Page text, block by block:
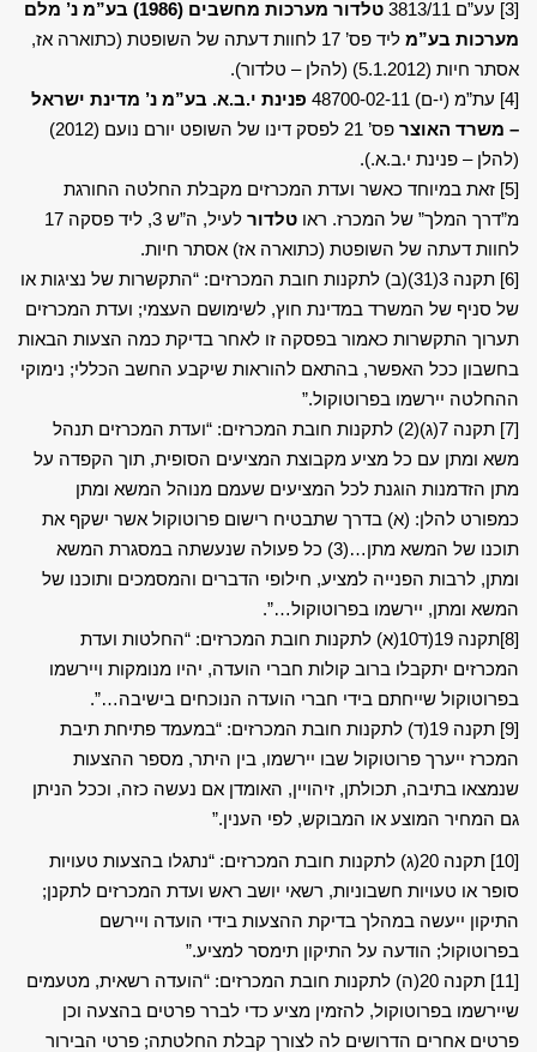
[3] עע”ם 3813/11
טלדור מערכות מחשבים (1986) בע”מ נ’ מלם
מערכות בע”מ
ליד פס’ 17 לחוות דעתה של השופטת (כתוארה אז,
אסתר חיות (5.1.2012) (להלן – טלדור).
[4]
עת”מ (י-ם) 48700-02-11
פנינת י.ב.א. בע”מ נ’ מדינת ישראל
– משרד האוצר
פס’ 21 לפסק דינו של השופט יורם נועם (2012)
(להלן – פנינת י.ב.א.).
[5]
זאת במיוחד כאשר ועדת המכרזים מקבלת החלטה החורגת
מ”דרך המלך” של המכרז. ראו טלדור
לעיל, ה”ש 3, ליד פסקה 17
לחוות דעתה של השופטת (כתוארה אז) אסתר חיות.
[6]
תקנה 3(31)(ב) לתקנות חובת המכרזים: “התקשרות של נציגות או
של סניף של המשרד במדינת חוץ, לשימושם העצמי; ועדת המכרזים
תערוך התקשרות כאמור בפסקה זו לאחר בדיקת כמה הצעות הבאות
בחשבון ככל האפשר, בהתאם להוראות שיקבע החשב הכללי; נימוקי
ההחלטה יירשמו בפרוטוקול.”
[7]
תקנה 7(ג)(2) לתקנות חובת המכרזים: “ועדת המכרזים תנהל
משא ומתן עם כל מציע מקבוצת המציעים הסופית, תוך הקפדה על
מתן הזדמנות הוגנת לכל המציעים שעמם מנוהל המשא ומתן
כמפורט להלן: (א) בדרך שתבטיח רישום פרוטוקול אשר ישקף את
תוכנו של המשא מתן…(3) כל פעולה שנעשתה במסגרת המשא
ומתן, לרבות הפנייה למציע, חילופי הדברים והמסמכים ותוכנו של
המשא ומתן, יירשמו בפרוטוקול…”.
[8]
תקנה 19(ד10(א) לתקנות חובת המכרזים: “החלטות ועדת
המכרזים יתקבלו ברוב קולות חברי הועדה, יהיו מנומקות ויירשמו
בפרוטוקול שייחתם בידי חברי הועדה הנוכחים בישיבה…”.
[9]
תקנה 19(ד) לתקנות חובת המכרזים: “במעמד פתיחת תיבת
המכרז ייערך פרוטוקול שבו יירשמו, בין היתר, מספר ההצעות
שנמצאו בתיבה, תכולתן, זיהויין, האומדן אם נעשה כזה, וככל הניתן
גם המחיר המוצע או המבוקש, לפי הענין.”
[10]
תקנה 20(ג) לתקנות חובת המכרזים: “נתגלו בהצעות טעויות
סופר או טעויות חשבוניות, רשאי יושב ראש ועדת המכרזים לתקנן;
התיקון ייעשה במהלך בדיקת ההצעות בידי הועדה ויירשם
בפרוטוקול; הודעה על התיקון תימסר למציע.”
[11]
תקנה 20(ה) לתקנות חובת המכרזים: “הועדה רשאית, מטעמים
שיירשמו בפרוטוקול, להזמין מציע כדי לברר פרטים בהצעה וכן
פרטים אחרים הדרושים לה לצורך קבלת החלטתה; פרטי הבירור